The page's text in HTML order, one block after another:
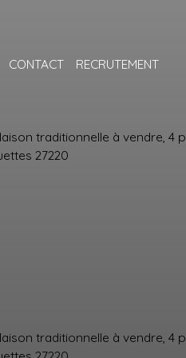
CONTACT RECRUTEMENT